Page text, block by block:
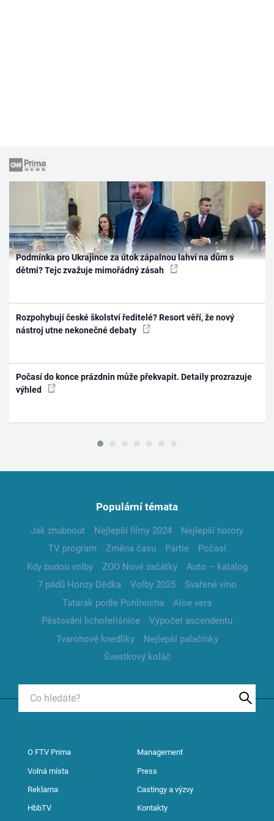
Podmínka pro Ukrajince za útok zápalnou lahví na dům s
dětmi? Tejc zvažuje mimořádný zásah
Rozpohybují české školství ředitelé? Resort věří, že nový
nástroj utne nekonečné debaty
Počasí do konce prázdnin může překvapit. Detaily prozrazuje
výhled
Populární témata
Jak zhubnout Nejlepší filmy 2024
Nejlepší horory
TV program
Změna času Partie
Počasí
Kdy budou volby
ZOO Nové začátky
Auto – katalog
7 pádů Honzy Dědka
Volby 2025
Svařené víno
Tatarák podle Pohlreicha
Aloe vera
Pěstování lichořeřišnice
Výpočet ascendentu
Tvarohové knedlíky
Nejlepší palačinky
Švestkový koláč
O FTV Prima Management
Volná místa Press
Reklama Castingy a výzvy
HbbTV Kontakty